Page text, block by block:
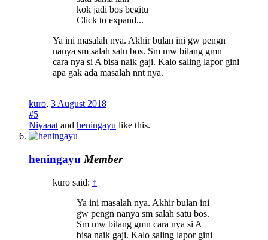
kok jadi bos begitu
Click to expand...
Ya ini masalah nya. Akhir bulan ini gw pengn
nanya sm salah satu bos. Sm mw bilang gmn
cara nya si A bisa naik gaji. Kalo saling lapor gini
apa gak ada masalah nnt nya.
kuro, 3 August 2018
#5
Niyaaat and heningayu like this.
heningayu Member
kuro said: ↑
Ya ini masalah nya. Akhir bulan ini
gw pengn nanya sm salah satu bos.
Sm mw bilang gmn cara nya si A
bisa naik gaji. Kalo saling lapor gini